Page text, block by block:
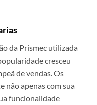
da Prismec utilizada
cresceu
de vendas. Os
não apenas com sua
funcionalidade